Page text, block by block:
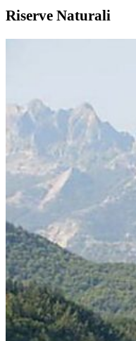
Riserve Naturali